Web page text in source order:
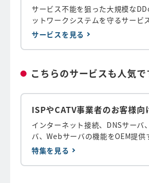
サービス不能を狙った大規模な
ットワークシステムを守るサービ
サービスを見る
こちらのサービスも人気で
ISPやCATV事業者のお客様向
インターネット接続、DNSサーバ
バ、Webサーバの機能をOEM提供
特集を見る